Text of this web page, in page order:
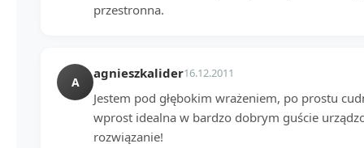
przestronna.
A
agnieszkalider16.12.2011
Jestem pod głębokim wrażeniem, po prostu
wprost idealna w bardzo dobrym guście
rozwiązanie!